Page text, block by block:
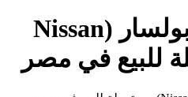
سيارات نيسان بولسار (Nissan